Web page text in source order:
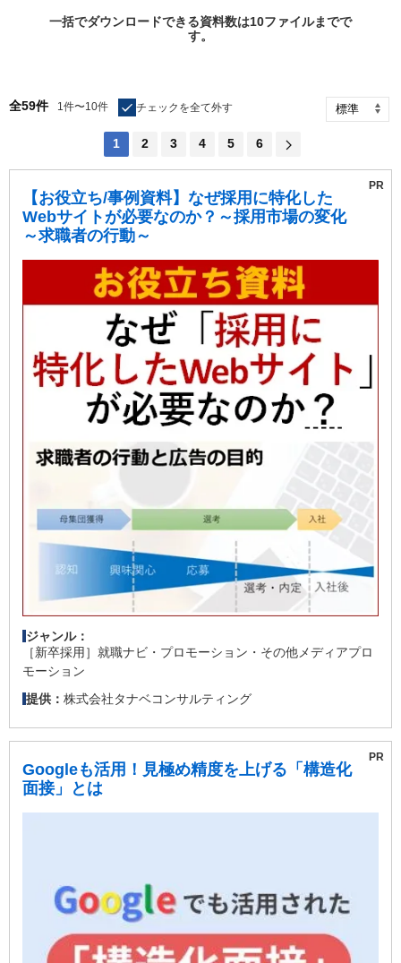
一括でダウンロードできる資料数は10ファイルまでで
す。
全59件 1件〜10件 チェックを全て外す
1 2 3 4 5 6
【お役立ち/事例資料】なぜ採用に特化した
Webサイトが必要なのか？～採用市場の変化
～求職者の行動～
ジャンル：
［新卒採用］就職ナビ・プロモーション・その他メディアプロ
モーション
提供： 株式会社タナベコンサルティング
Googleも活用！見極め精度を上げる「構造化
面接」とは